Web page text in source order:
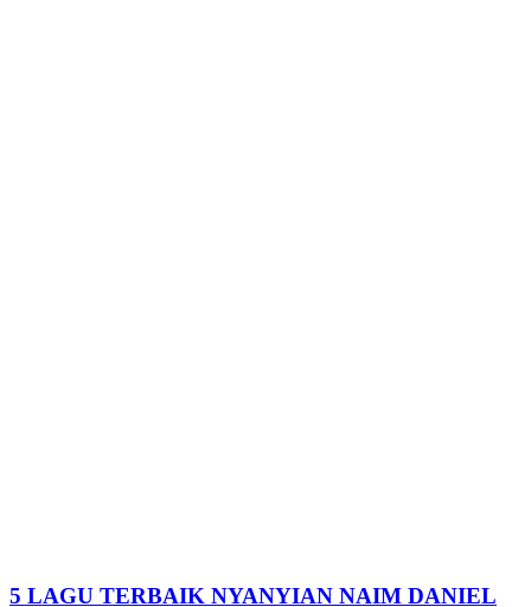
5 LAGU TERBAIK NYANYIAN NAIM DANIEL